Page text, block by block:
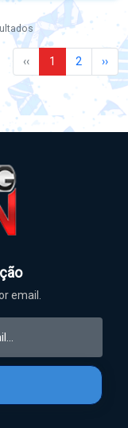
‹‹ 1 2 ››
email.